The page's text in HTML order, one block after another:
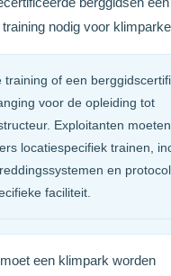
nodig voor
training of een
voor de opleiding tot
Exploitanten
locatiespecifiek trainen,
en
faciliteit.
een klimpark worden